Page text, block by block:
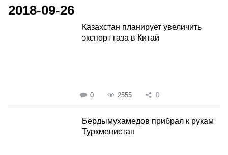
2018-09-26
Казахстан планирует увеличить
экспорт газа в Китай
0 2555 0
Бердымухамедов прибрал к рукам
Туркменистан